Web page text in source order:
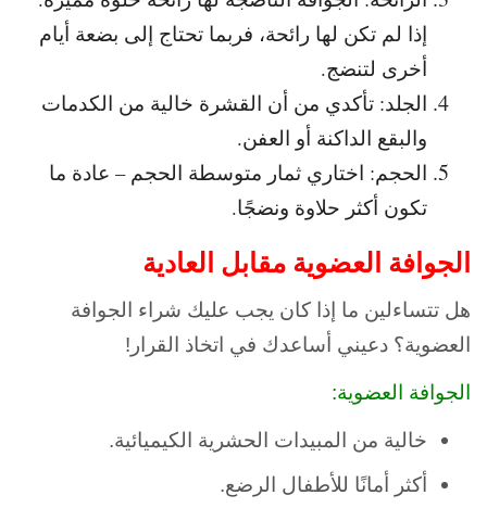
إذا لم تكن لها رائحة، فربما تحتاج إلى بضعة أيام
أخرى لتنضج.
الجلد: تأكدي من أن القشرة خالية من الكدمات
والبقع الداكنة أو العفن.
الحجم: اختاري ثمار متوسطة الحجم – عادة ما
تكون أكثر حلاوة ونضجًا.
الجوافة العضوية مقابل العادية
هل تتساءلين ما إذا كان يجب عليك شراء الجوافة
العضوية؟ دعيني أساعدك في اتخاذ القرار!
الجوافة العضوية:
خالية من المبيدات الحشرية الكيميائية.
أكثر أمانًا للأطفال الرضع.